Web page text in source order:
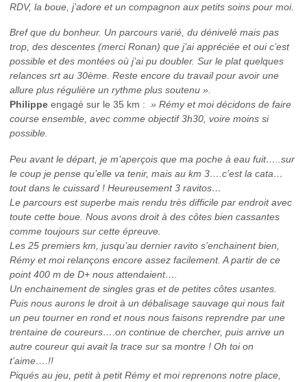
RDV, la boue, j’adore et un compagnon aux petits soins pour moi.
Bref que du bonheur. Un parcours varié, du dénivelé mais pas
trop, des descentes (merci Ronan) que j’ai appréciée et oui c’est
possible et des montées où j’ai pu doubler. Sur le plat quelques
relances srt au 30ème. Reste encore du travail pour avoir une
allure plus régulière un rythme plus soutenu ».
Philippe engagé sur le 35 km : » Rémy et moi décidons de faire
course ensemble, avec comme objectif 3h30, voire moins si
possible.
Peu avant le départ, je m’aperçois que ma poche à eau fuit…..sur
le coup je pense qu’elle va tenir, mais au km 3….c’est la cata…
tout dans le cuissard ! Heureusement 3 ravitos…
Le parcours est superbe mais rendu très difficile par endroit avec
toute cette boue. Nous avons droit à des côtes bien cassantes
comme toujours sur cette épreuve.
Les 25 premiers km, jusqu’au dernier ravito s’enchainent bien,
Rémy et moi relançons encore assez facilement. A partir de ce
point 400 m de D+ nous attendaient….
Un enchainement de singles gras et de petites côtes usantes.
Puis nous aurons le droit à un débalisage sauvage qui nous fait
un peu tourner en rond et nous nous faisons reprendre par une
trentaine de coureurs….on continue de chercher, puis arrive un
autre coureur qui avait la trace sur sa montre ! Oh toi on
t’aime….!!
Piqués au jeu, petit à petit Rémy et moi reprenons notre place,